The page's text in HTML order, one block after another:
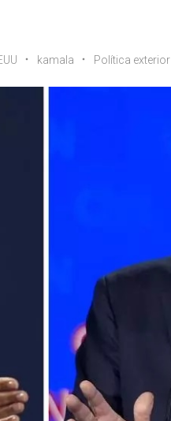
kamala Política exterior